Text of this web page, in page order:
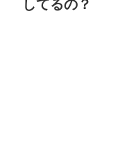
してるの？